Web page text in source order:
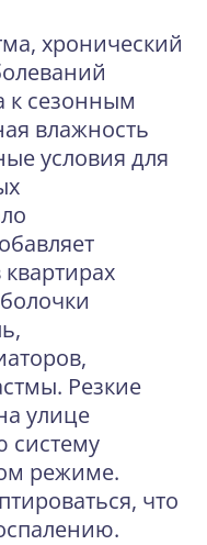
хронический
к сезонным
влажность
условия для
Резкие
улице
систему
режиме.
что